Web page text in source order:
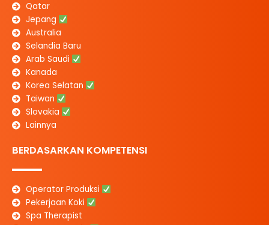
Qatar
Jepang
Australia
Selandia Baru
Arab Saudi
Kanada
Korea Selatan
Taiwan
Slovakia
Lainnya
BERDASARKAN KOMPETENSI
Operator Produksi
Pekerjaan Koki
Spa Therapist